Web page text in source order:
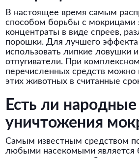
В настоящее время самым
способом борьбы с мокрицами
концентраты в виде спреев,
порошки. Для лучшего
использовать липкие ловушки
отпугиватели. При
перечисленных средств можно
этих животных в считанные
Есть ли
уничтожения
Самым известным средством
любыми насекомыми является